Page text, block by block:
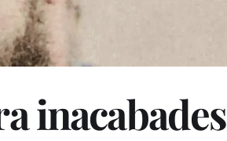
inacabades